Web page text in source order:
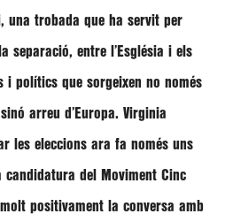
, una trobada que ha servit per
separació, entre l’Església i els
i polítics que sorgeixen no només
arreu d’Europa. Virginia
les eleccions ara fa només uns
candidatura del Moviment Cinc
positivament la conversa amb